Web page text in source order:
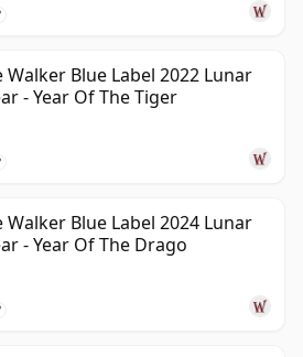
Walker Blue Label 2022 Lunar
- Year Of The Tiger
Walker Blue Label 2024 Lunar
- Year Of The Drago